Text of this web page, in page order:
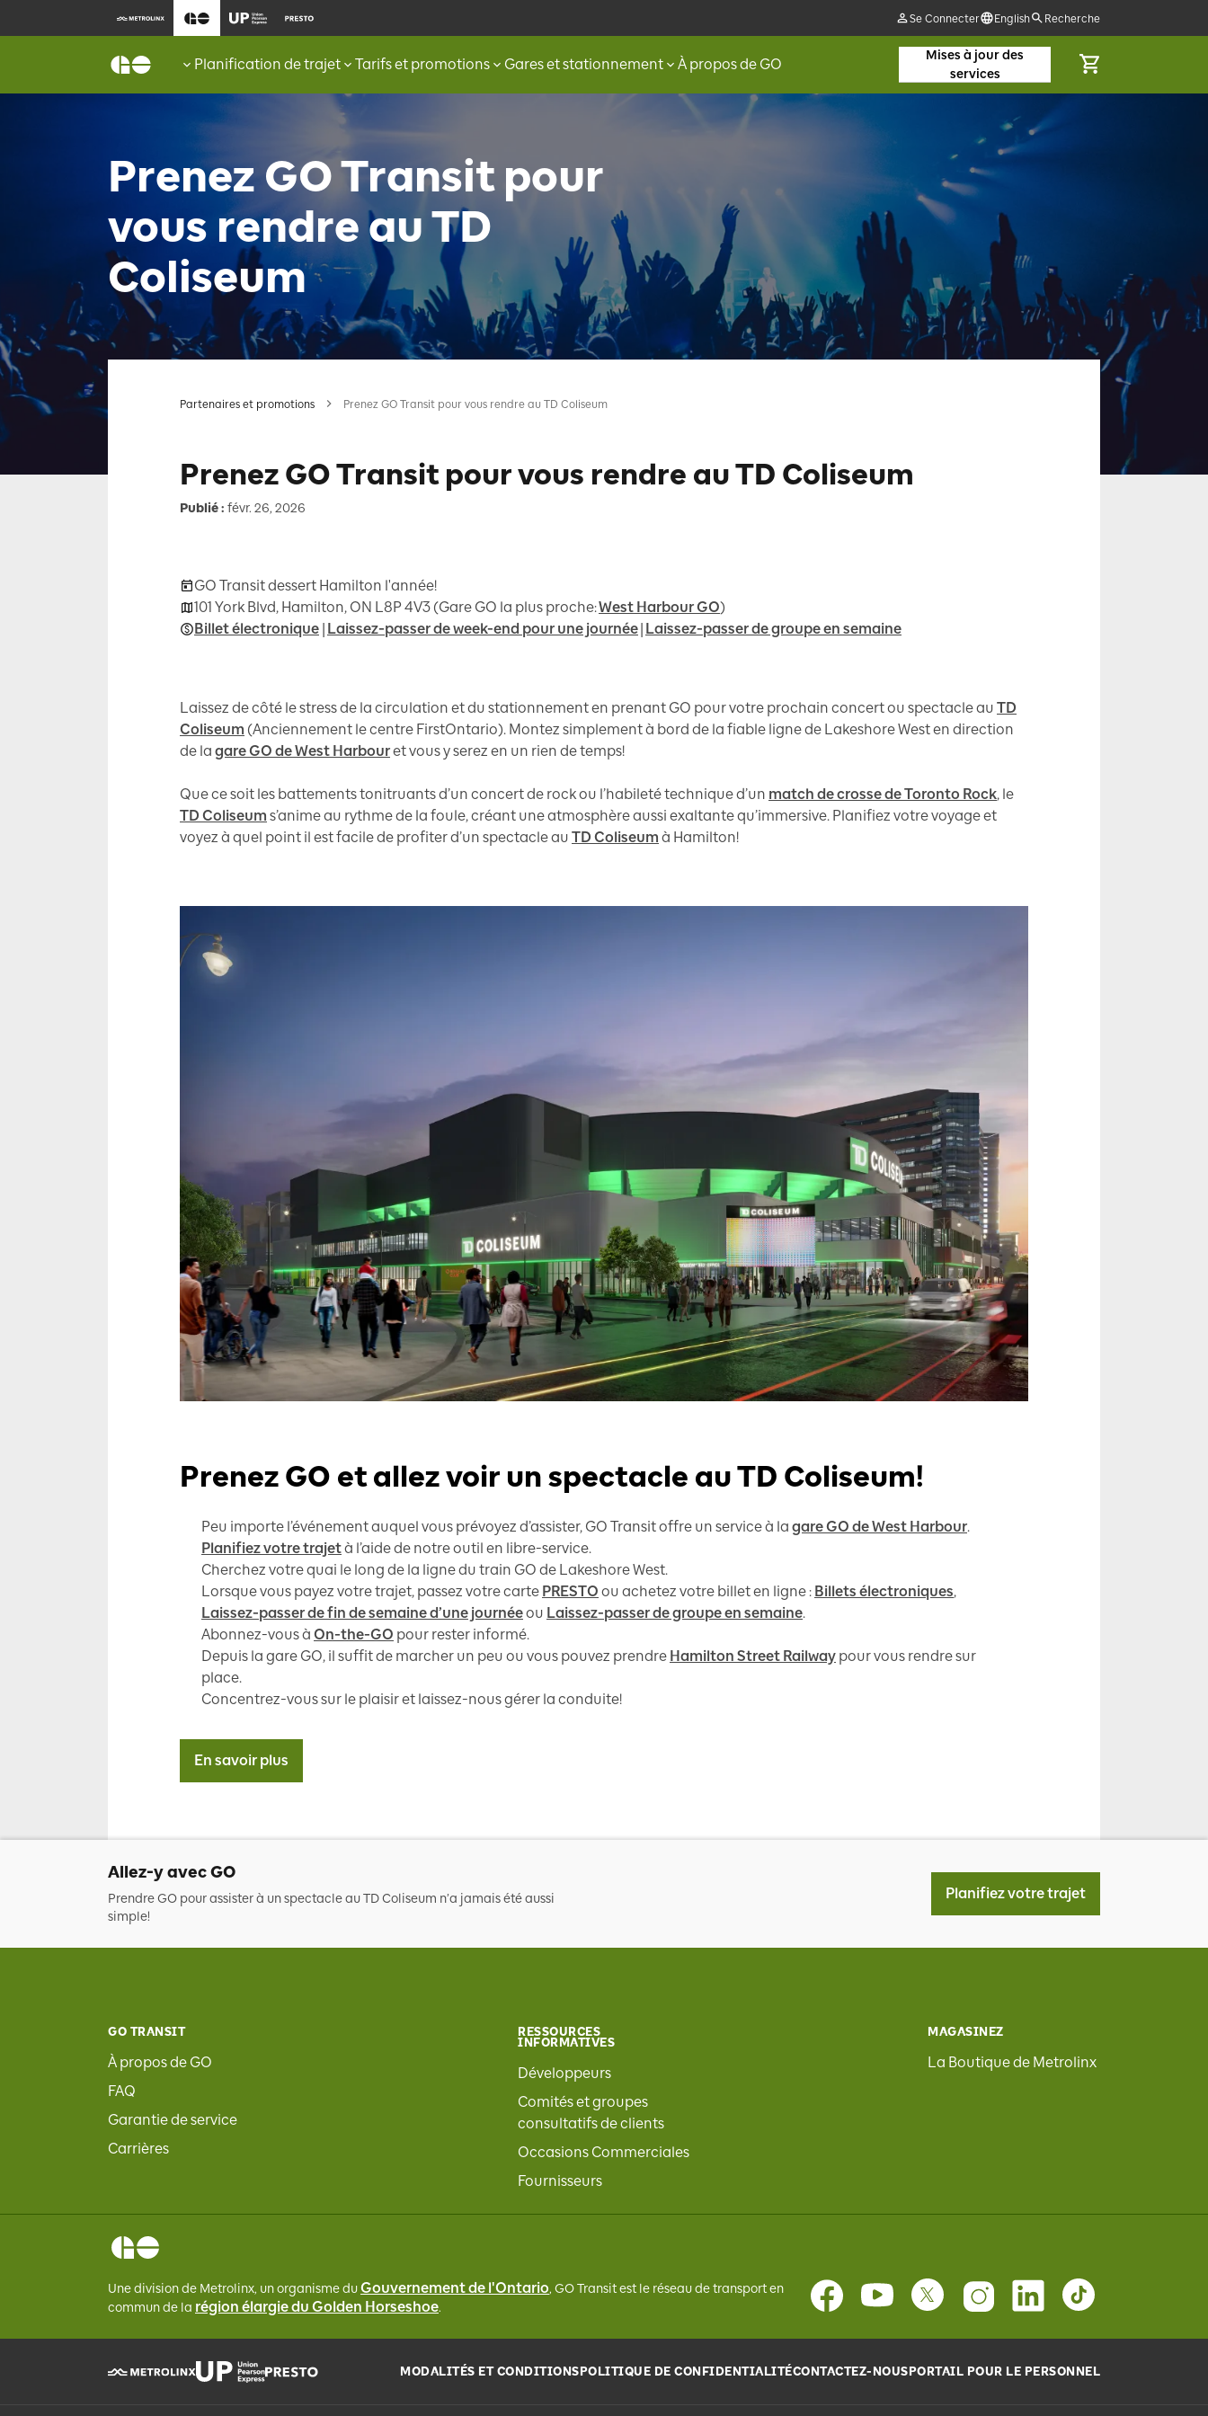
Se Connecter English Recherche
Planification de trajet Tarifs et promotions Gares et stationnement À propos de GO
Mises à jour des
services
Prenez GO Transit pour
vous rendre au TD
Coliseum
Partenaires et promotions Prenez GO Transit pour vous rendre au TD Coliseum
Prenez GO Transit pour vous rendre au TD Coliseum
Publié : févr. 26, 2026
GO Transit dessert Hamilton l'année!
101 York Blvd, Hamilton, ON L8P 4V3 (Gare GO la plus proche:West Harbour GO)
Billet électronique | Laissez-passer de week-end pour une journée| Laissez-passer de groupe en semaine
Laissez de côté le stress de la circulation et du stationnement en prenant GO pour votre prochain concert ou spectacle au TD
Coliseum (Anciennement le centre FirstOntario). Montez simplement à bord de la fiable ligne de Lakeshore West en direction
de la gare GO de West Harbouret vous y serez en un rien de temps!
Que ce soit les battements tonitruants d’un concert de rock ou l’habileté technique d’un match de crosse de Toronto Rock, le
TD Coliseum s’anime au rythme de la foule, créant une atmosphère aussi exaltante qu’immersive. Planifiez votre voyage et
voyez à quel point il est facile de profiter d’un spectacle au TD Coliseum à Hamilton!
Prenez GO et allez voir un spectacle au TD Coliseum!
Peu importe l’événement auquel vous prévoyez d’assister, GO Transit offre un service à la gare GO de West Harbour.
Planifiez votre trajetà l’aide de notre outil en libre-service.
Cherchez votre quai le long de la ligne du train GO de Lakeshore West.
Lorsque vous payez votre trajet, passez votre carte PRESTO ou achetez votre billet en ligne : Billets électroniques,
Laissez-passer de fin de semaine d’une journéeou Laissez-passer de groupe en semaine.
Abonnez-vous à On-the-GO pour rester informé.
Depuis la gare GO, il suffit de marcher un peu ou vous pouvez prendre Hamilton Street Railway pour vous rendre sur
place.
Concentrez-vous sur le plaisir et laissez-nous gérer la conduite!
En savoir plus
Allez-y avec GO
Prendre GO pour assister à un spectacle au TD Coliseum n’a jamais été aussi
simple!
Planifiez votre trajet
GO TRANSIT
À propos de GO
FAQ
Garantie de service
Carrières
RESSOURCES
INFORMATIVES
Développeurs
Comités et groupes
consultatifs de clients
Occasions Commerciales
Fournisseurs
MAGASINEZ
La Boutique de Metrolinx
Une division de Metrolinx, un organisme duGouvernement de l'Ontario, GO Transitest le réseau de transport en
commun de la région élargie du Golden Horseshoe.
MODALITÉS ET CONDITIONS POLITIQUE DE CONFIDENTIALITÉCONTACTEZ-NOUS PORTAIL POUR LE PERSONNEL